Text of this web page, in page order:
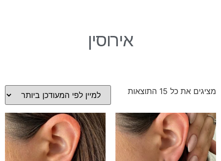
אירוסין
מציגים את כל ⁦15⁩ התוצאות